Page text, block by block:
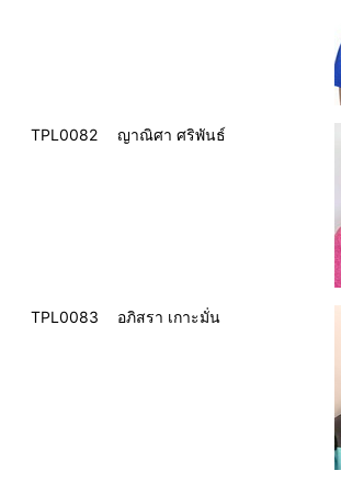
TPL0082 ญาณิศา ศริพันธ์
TPL0083 อภิสรา เกาะมั่น